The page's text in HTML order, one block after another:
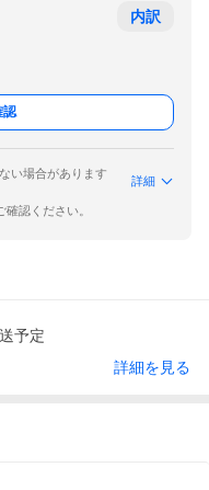
内訳
認
い場合があります
詳細
認ください。
予定
詳細を見る